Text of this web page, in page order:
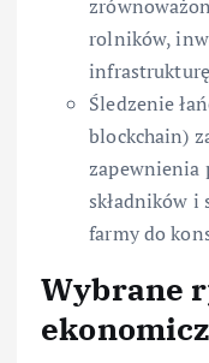
rolników,
Śledzenie
blockchain)
zapewnienia
składników
farmy do
Wybrane